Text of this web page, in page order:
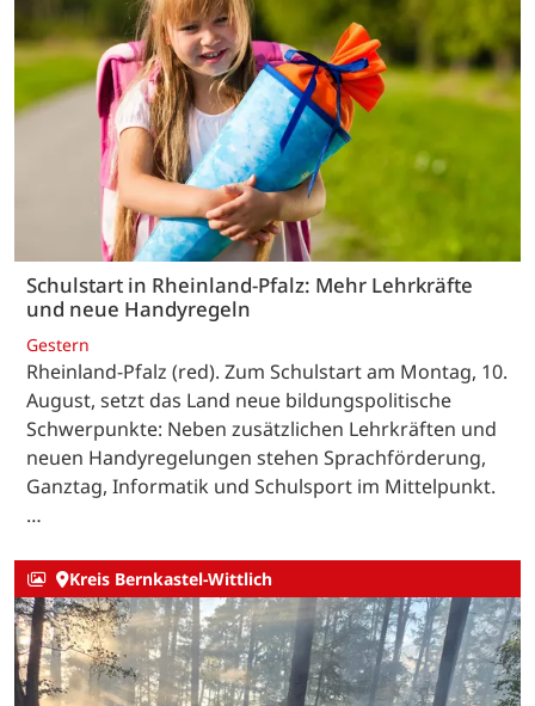
Schulstart in Rheinland-Pfalz: Mehr Lehrkräfte
und neue Handyregeln
Gestern
Rheinland-Pfalz (red). Zum Schulstart am Montag, 10.
August, setzt das Land neue bildungspolitische
Schwerpunkte: Neben zusätzlichen Lehrkräften und
neuen Handyregelungen stehen Sprachförderung,
Ganztag, Informatik und Schulsport im Mittelpunkt.
…
Kreis Bernkastel-Wittlich